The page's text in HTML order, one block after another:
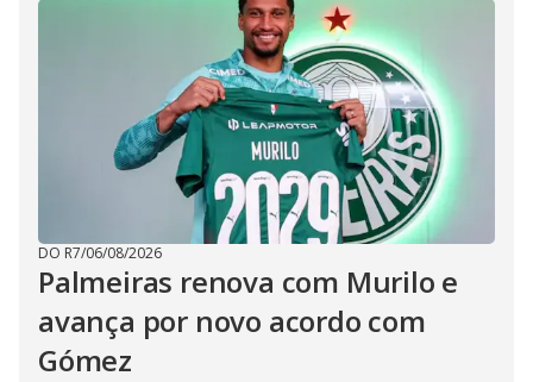
DO R7/06/08/2026
Palmeiras renova com Murilo e
avança por novo acordo com
Gómez